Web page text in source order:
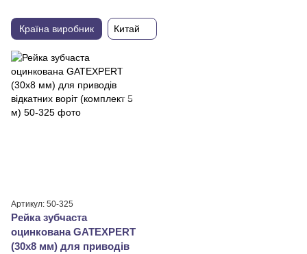
Країна виробник Китай
Артикул: 50-325
Рейка зубчаста
оцинкована GATEXPERT
(30x8 мм) для приводів